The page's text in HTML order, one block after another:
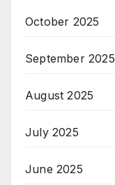
October 2025
September 2025
August 2025
July 2025
June 2025